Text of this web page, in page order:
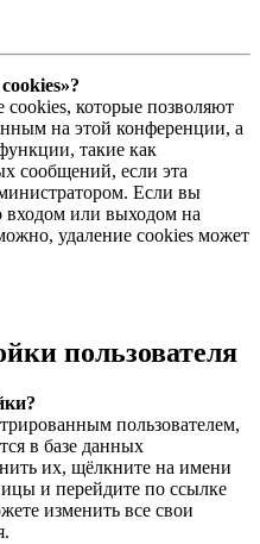
cookies, которые позволяют
на этой конференции, а
такие как
сообщений, если эта
Если вы
входом или выходом на
удаление cookies может
пользователя
пользователем,
в базе данных
их, щёлкните на имени
и перейдите по ссылке
изменить все свои